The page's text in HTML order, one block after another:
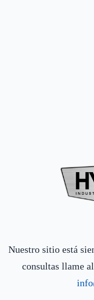
Nuestro sitio está
consultas llame al